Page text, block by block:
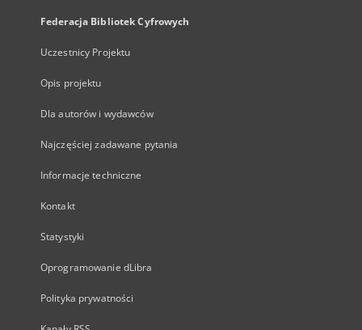
Federacja Bibliotek Cyfrowych
Uczestnicy Projektu
Opis projektu
Dla autorów i wydawców
Najczęściej zadawane pytania
Informacje techniczne
Kontakt
Statystyki
Oprogramowanie dLibra
Polityka prywatności